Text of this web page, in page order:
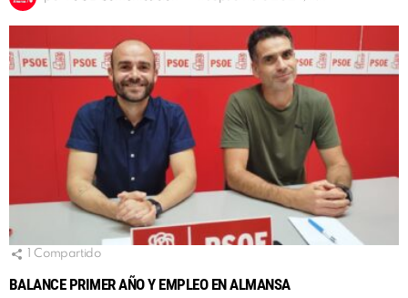
Compartido
BALANCE PRIMER AÑO Y EMPLEO EN ALMANSA